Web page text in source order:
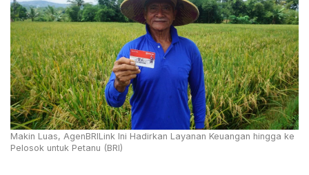
Makin Luas, AgenBRILink Ini Hadirkan Layanan Keuangan hingga ke
Pelosok untuk Petanu (BRI)